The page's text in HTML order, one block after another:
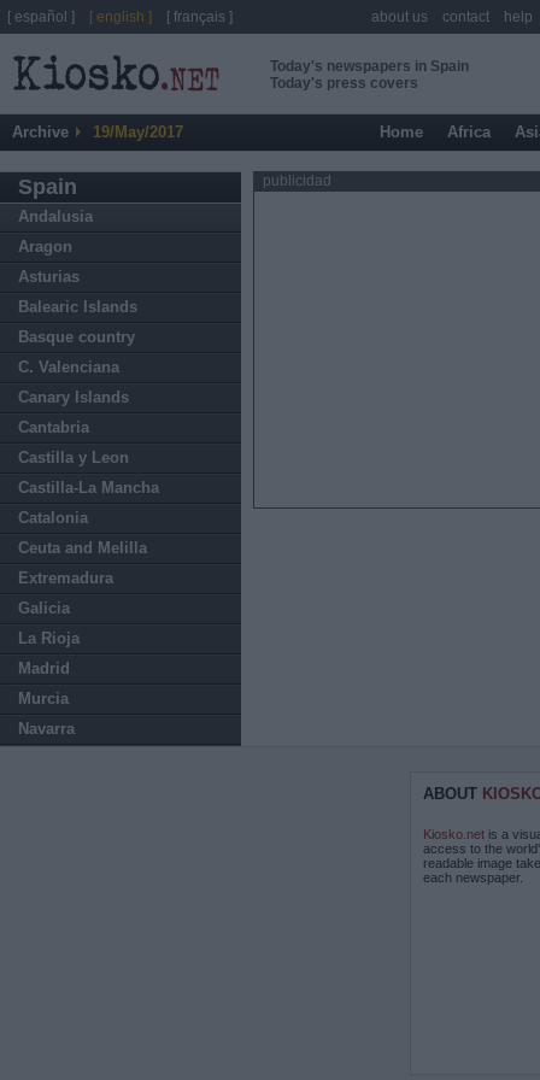
Today's newspapers in Spain
Today's press covers
Archive 19/May/2017 Home Africa
Spain
Andalusia
Aragon
Asturias
Balearic Islands
Basque country
C. Valenciana
Canary Islands
Cantabria
Castilla y Leon
Castilla-La Mancha
Catalonia
Ceuta and Melilla
Extremadura
Galicia
La Rioja
Madrid
Murcia
Navarra
publicidad
ABOUT
Kiosko.net is a
access to the
readable image
each newspaper.
[ español ] [ english ] [ français ] about us contact help